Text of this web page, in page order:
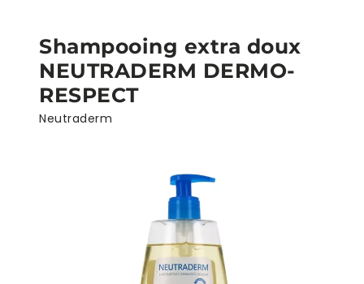
Shampooing extra doux
NEUTRADERM DERMO-
RESPECT
Neutraderm